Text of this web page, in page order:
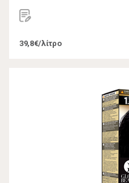
39,8€/λίτρο